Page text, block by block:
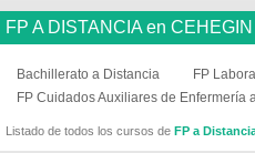
FP A DISTANCIA en CEHEGIN
Bachillerato a Distancia
FP
FP Cuidados Auxiliares de Enfermería
Listado de todos los cursos de FP a